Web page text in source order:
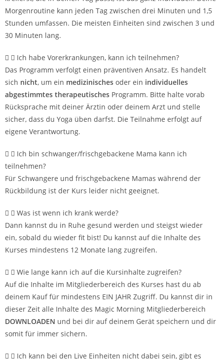
Morgenroutine kann jeden Tag zwischen drei Minuten und 1,5
Stunden umfassen. Die meisten Einheiten sind zwischen 3 und
30 Minuten lang.
Ich habe Vorerkrankungen, kann ich teilnehmen?
Das Programm verfolgt einen präventiven Ansatz. Es handelt
sich nicht, um ein medizinisches oder ein individuelles
abgestimmtes therapeutisches Programm. Bitte halte vorab
Rücksprache mit deiner Ärztin oder deinem Arzt und stelle
sicher, dass du Yoga üben darfst. Die Teilnahme erfolgt auf
eigene Verantwortung.
Ich bin schwanger/frischgebackene Mama kann ich
teilnehmen?
Für Schwangere und frischgebackene Mamas während der
Rückbildung ist der Kurs leider nicht geeignet.
Was ist wenn ich krank werde?
Dann kannst du in Ruhe gesund werden und steigst wieder
ein, sobald du wieder fit bist! Du kannst auf die Inhalte des
Kurses mindestens 12 Monate lang zugreifen.
Wie lange kann ich auf die Kursinhalte zugreifen?
Auf die Inhalte im Mitgliederbereich des Kurses hast du ab
deinem Kauf für mindestens EIN JAHR Zugriff. Du kannst dir in
dieser Zeit alle Inhalte des Magic Morning Mitgliederbereich
DOWNLOADEN und bei dir auf deinem Gerät speichern und dir
somit für immer sichern.
Ich kann bei den Live Einheiten nicht dabei sein, gibt es